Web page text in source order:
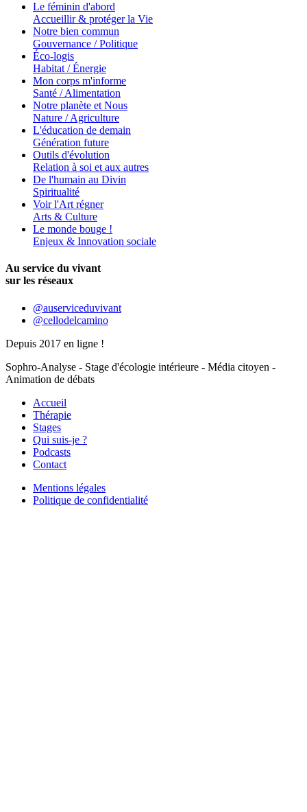
Le féminin d'abord
Accueillir & protéger la Vie
Notre bien commun
Gouvernance / Politique
Éco-logis
Habitat / Énergie
Mon corps m'informe
Santé / Alimentation
Notre planète et Nous
Nature / Agriculture
L'éducation de demain
Génération future
Outils d'évolution
Relation à soi et aux autres
De l'humain au Divin
Spiritualité
Voir l'Art régner
Arts & Culture
Le monde bouge !
Enjeux & Innovation sociale
Au service du vivant
sur les réseaux
@auserviceduvivant
@cellodelcamino
Depuis 2017 en ligne !
Sophro-Analyse - Stage d'écologie intérieure - Média citoyen -
Animation de débats
Accueil
Thérapie
Stages
Qui suis-je ?
Podcasts
Contact
Mentions légales
Politique de confidentialité